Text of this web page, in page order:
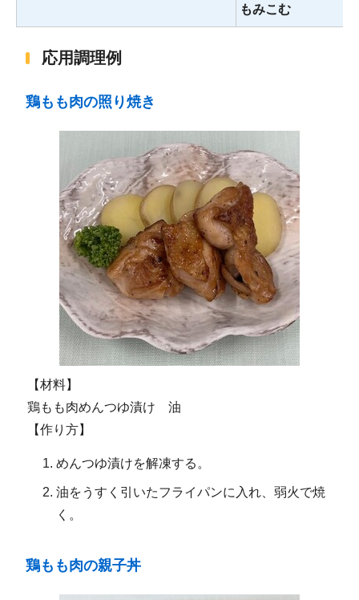
もみこむ
応用調理例
鶏もも肉の照り焼き
【材料】
鶏もも肉めんつゆ漬け 油
【作り方】
めんつゆ漬けを解凍する。
油をうすく引いたフライパンに入れ、弱火で焼
く。
鶏もも肉の親子丼